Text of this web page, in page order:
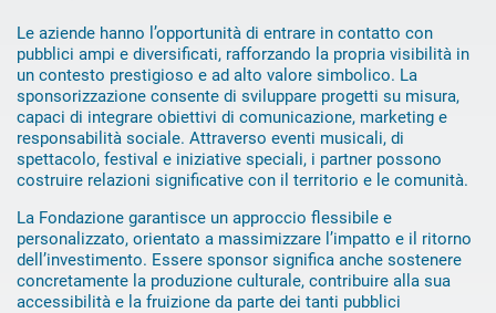
Le aziende hanno l’opportunità di entrare in contatto con
pubblici ampi e diversificati, rafforzando la propria visibilità in
un contesto prestigioso e ad alto valore simbolico. La
sponsorizzazione consente di sviluppare progetti su misura,
capaci di integrare obiettivi di comunicazione, marketing e
responsabilità sociale. Attraverso eventi musicali, di
spettacolo, festival e iniziative speciali, i partner possono
costruire relazioni significative con il territorio e le comunità.
La Fondazione garantisce un approccio flessibile e
personalizzato, orientato a massimizzare l’impatto e il ritorno
dell’investimento. Essere sponsor significa anche sostenere
concretamente la produzione culturale, contribuire alla sua
accessibilità e la fruizione da parte dei tanti pubblici